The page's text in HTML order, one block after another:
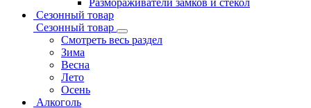
Размораживатели замков и стекол
Сезонный товар
Сезонный товар
Смотреть весь раздел
Зима
Весна
Лето
Осень
Алкоголь